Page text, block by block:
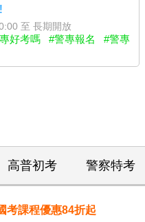
至 長期開放
好考嗎 #警專報名
#警專
高普初考 警察特考
考課程優惠84折起